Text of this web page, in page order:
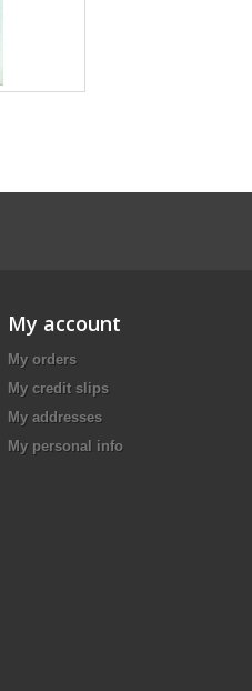
My account
My orders
My credit slips
My addresses
My personal info